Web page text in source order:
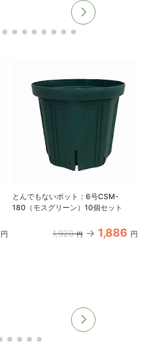
円
とんでもないポット：6号CSM-
180（モスグリーン）10個セット
1,920 円 1,886 円